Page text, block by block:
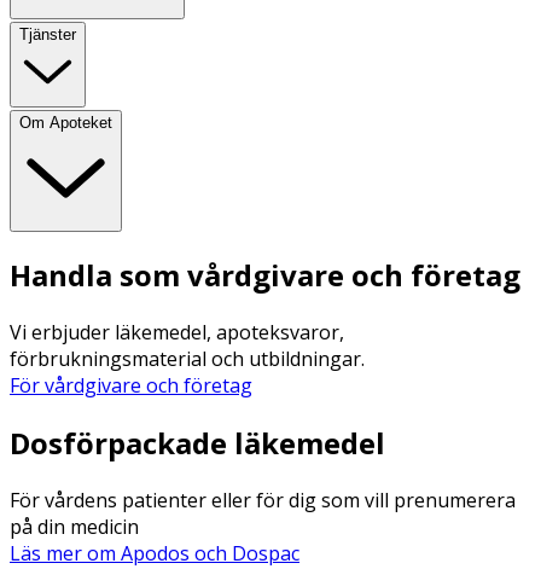
Tjänster
Om Apoteket
Handla som vårdgivare och företag
Vi erbjuder läkemedel, apoteksvaror,
förbrukningsmaterial och utbildningar.
För vårdgivare och företag
Dosförpackade läkemedel
För vårdens patienter eller för dig som vill prenumerera
på din medicin
Läs mer om Apodos och Dospac